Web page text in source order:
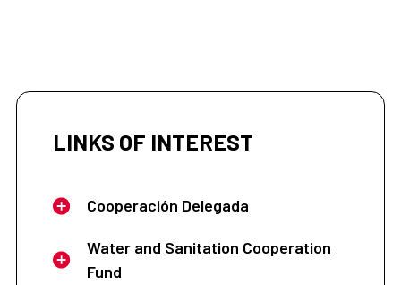
LINKS OF INTEREST
Cooperación Delegada
Water and Sanitation Cooperation
Fund